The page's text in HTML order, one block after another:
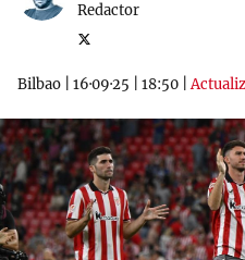
Redactor
Bilbao 16·09·25 18:50 |